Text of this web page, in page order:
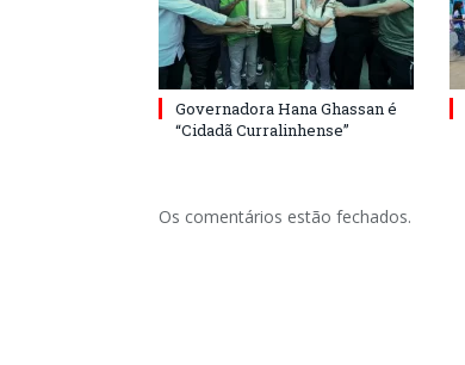
Governadora Hana Ghassan é
“Cidadã Curralinhense”
Os comentários estão fechados.